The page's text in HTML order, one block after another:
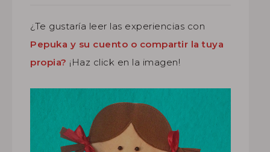
¿Te gustaría leer las experiencias con
Pepuka y su cuento o compartir la tuya
propia? ¡Haz click en la imagen!